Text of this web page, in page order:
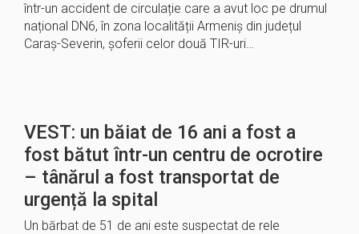
într-un accident de circulație care a avut loc pe drumul
național DN6, în zona localității Armeniș din județul
Caraş-Severin, șoferii celor două TIR-uri…
VEST: un băiat de 16 ani a fost a
fost bătut într-un centru de ocrotire
– tânărul a fost transportat de
urgență la spital
Un bărbat de 51 de ani este suspectat de rele